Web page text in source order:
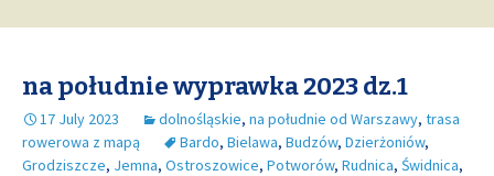
na południe wyprawka 2023 dz.1
17 July 2023 dolnośląskie, na południe od Warszawy, trasa
rowerowa z mapą
Bardo, Bielawa, Budzów, Dzierżoniów,
Grodziszcze, Jemna, Ostroszowice, Potworów, Rudnica, Świdnica,